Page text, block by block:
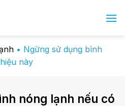
• Ngừng sử dụng bình
này
nóng lạnh nếu có